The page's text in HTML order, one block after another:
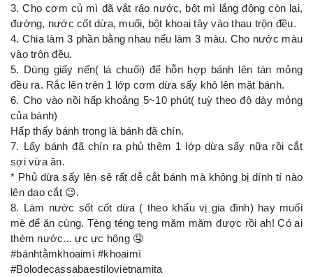
3. Cho cơm củ mì đã vắt ráo nước, bột mì lắng động còn lại,
đường, nước cốt dừa, muối, bột khoai tây vào thau trộn đều.
4. Chia làm 3 phần bằng nhau nếu làm 3 màu. Cho nước màu
vào trộn đều.
5. Dùng giấy nến( lá chuối) để hỗn hợp bánh lên tán mỏng
đều ra. Rắc lên trên 1 lớp cơm dừa sấy khô lên mặt bánh.
6. Cho vào nồi hấp khoảng 5~10 phút( tuỳ theo độ dày mỏng
của bánh)
Hấp thấy bánh trong là bánh đã chín.
7. Lấy bánh đã chín ra phủ thêm 1 lớp dừa sấy nữa rồi cắt
sợi vừa ăn.
* Phủ dừa sấy lên sẽ rất dễ cắt bánh mà không bị dính tí nào
lên dao cắt 😉.
8. Làm nước sốt cốt dừa ( theo khẩu vị gia đình) hay muối
mè để ăn cùng. Tèng téng teng măm măm được rồi ah! Có ai
thèm nước... ực ực hông 🤤
#bánhtằmkhoaimì #khoaimì
#Bolodecassabaestilovietnamita